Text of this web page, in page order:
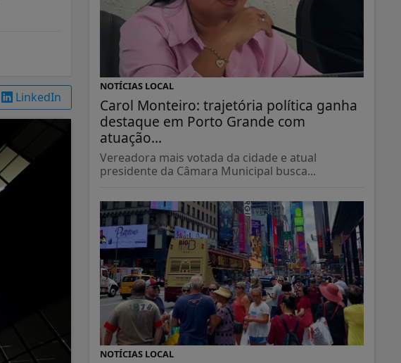
LinkedIn
NOTÍCIAS LOCAL
Carol Monteiro: trajetória política ganha
destaque em Porto Grande com
atuação...
Vereadora mais votada da cidade e atual
presidente da Câmara Municipal busca...
NOTÍCIAS LOCAL